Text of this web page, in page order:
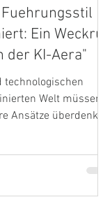
Ein Weckruf
der KI-Aera"
technologischen
Welt müssen
Ansätze